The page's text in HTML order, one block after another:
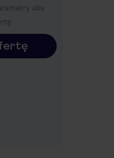
aby